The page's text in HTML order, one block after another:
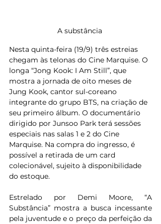
A substância
Nesta quinta-feira (19/9) três estreias
chegam às telonas do Cine Marquise. O
longa “Jong Kook: I Am Still”, que
mostra a jornada de oito meses de
Jung Kook, cantor sul-coreano
integrante do grupo BTS, na criação de
seu primeiro álbum. O documentário
dirigido por Junsoo Park terá sessões
especiais nas salas 1 e 2 do Cine
Marquise. Na compra do ingresso, é
possível a retirada de um card
colecionável, sujeito à disponibilidade
do estoque.
Estrelado por Demi Moore, “A
Substância” mostra a busca incessante
pela juventude e o preço da perfeição da